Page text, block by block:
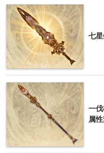
七
一
属